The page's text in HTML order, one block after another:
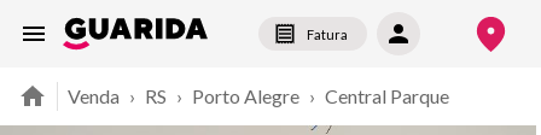
Fatura
Venda › RS › Porto Alegre › Central Parque